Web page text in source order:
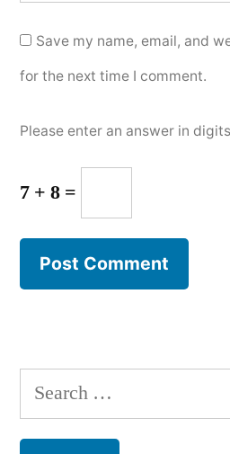
Save my name, email, and
for the next time I comment.
Please enter an answer in
7 + 8 =
Search
for: